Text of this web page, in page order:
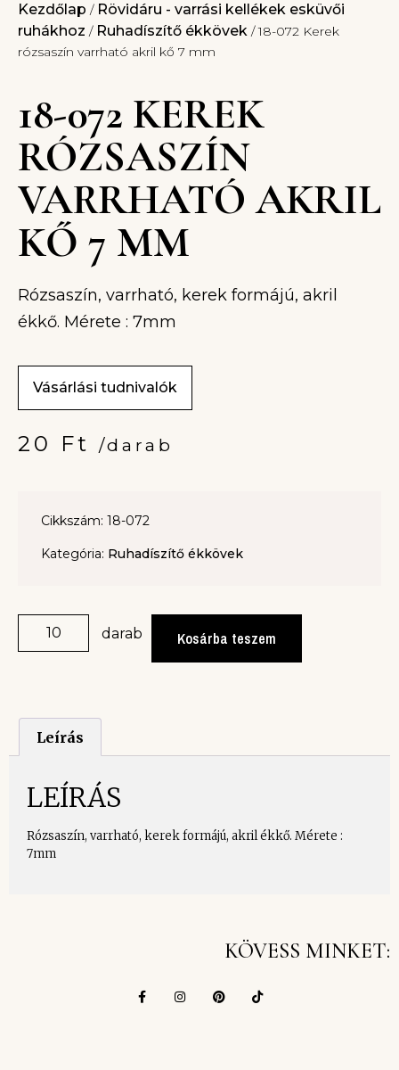
Kezdőlap / Rövidáru - varrási kellékek esküvői
ruhákhoz / Ruhadíszítő ékkövek / 18-072 Kerek
rózsaszín varrható akril kő 7 mm
18-072 KEREK
RÓZSASZÍN
VARRHATÓ AKRIL
KŐ 7 MM
Rózsaszín, varrható, kerek formájú, akril
ékkő. Mérete : 7mm
Vásárlási tudnivalók
20 Ft /darab
Cikkszám: 18-072
Kategória: Ruhadíszítő ékkövek
darab Kosárba teszem
Leírás
LEÍRÁS
Rózsaszín, varrható, kerek formájú, akril ékkő. Mérete :
7mm
KÖVESS MINKET: